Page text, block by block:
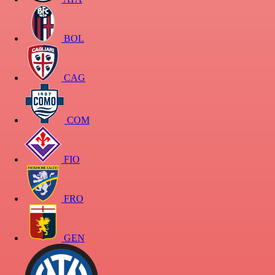
BOL
CAG
COM
FIO
FRO
GEN